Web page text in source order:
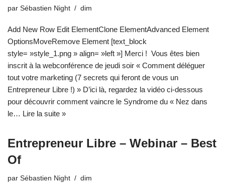
par Sébastien Night dim
Add New Row Edit ElementClone ElementAdvanced Element
OptionsMoveRemove Element [text_block
style= »style_1.png » align= »left »] Merci ! Vous êtes bien
inscrit à la webconférence de jeudi soir « Comment déléguer
tout votre marketing (7 secrets qui feront de vous un
Entrepreneur Libre !) » D’ici là, regardez la vidéo ci-dessous
pour découvrir comment vaincre le Syndrome du « Nez dans
le… Lire la suite »
Entrepreneur Libre – Webinar – Best
Of
par Sébastien Night dim